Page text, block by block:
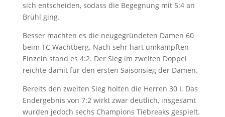
sich entscheiden, sodass die Begegnung mit 5:4 an
Brühl ging.
Besser machten es die neugegründeten Damen 60
beim TC Wachtberg. Nach sehr hart umkämpften
Einzeln stand es 4:2. Der Sieg im zweiten Doppel
reichte damit für den ersten Saisonsieg der Damen.
Bereits den zweiten Sieg holten die Herren 30 I. Das
Endergebnis von 7:2 wirkt zwar deutlich, insgesamt
wurden jedoch sechs Champions Tiebreaks gespielt.